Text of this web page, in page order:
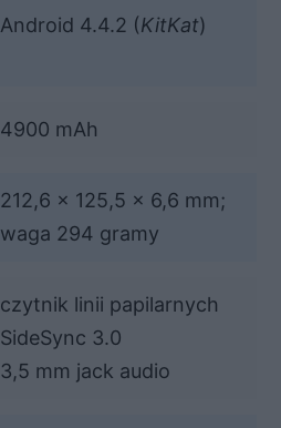
Android 4.4.2 (KitKat)
4900 mAh
212,6 x 125,5 x 6,6 mm;
waga 294 gramy
czytnik linii papilarnych
SideSync 3.0
3,5 mm jack audio